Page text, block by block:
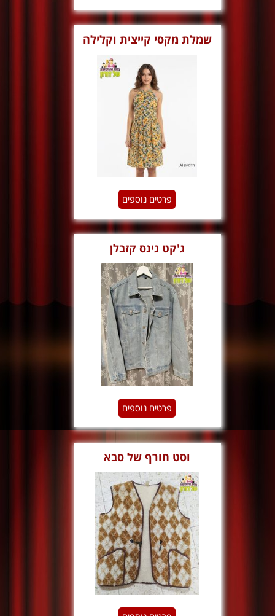
שמלת מקסי קייצית וקלילה
וינטג'
פרטים נוספים
ג'קט גינס קזבלן
פרטים נוספים
וסט חורף של סבא